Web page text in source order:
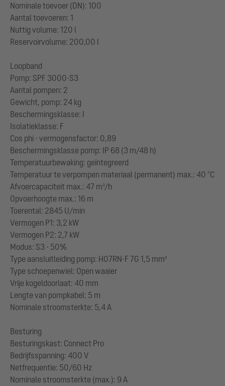
Nominale toevoer (DN): 100
Aantal toevoeren: 1
Nuttig volume: 120 l
Reservoirvolume: 200,00 l
Loopband
Pomp: SPF 3000-S3
Aantal pompen: 2
Gewicht, pomp: 24 kg
Beschermingsklasse: I
Isolatieklasse: F
Cos phi - vermogensfactor: 0,89
Beschermingsklasse pomp: IP 68 (3 m/48 h)
Temperatuurbewaking: geïntegreerd
Temperatuur te verpompen materiaal (permanent) max.: 40 °C
Afvoercapaciteit max.: 47 m³/h
Opvoerhoogte max.: 16 m
Toerental: 2845 U/min
Vermogen P1: 3,2 kW
Vermogen P2: 2,7 kW
Modus: S3 - 50%
Type aansluitleiding pomp: H07RN-F 7G 1,5 mm²
Type schoepenwiel: Open waaier
Vrije kogeldoorlaat: 40 mm
Lengte van pompkabel: 5 m
Nominale stroomsterkte: 5,4 A
Besturing
Besturingskast: Connect Pro
Bedrijfsspanning: 400 V
Netfrequentie: 50/60 Hz
Nominale stroomsterkte (max.): 9 A